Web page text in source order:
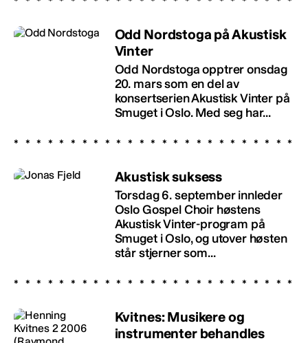
Odd Nordstoga på Akustisk
Vinter
Odd Nordstoga opptrer onsdag
20. mars som en del av
konsertserien Akustisk Vinter på
Smuget i Oslo. Med seg har...
Akustisk suksess
Torsdag 6. september innleder
Oslo Gospel Choir høstens
Akustisk Vinter-program på
Smuget i Oslo, og utover høsten
står stjerner som...
Kvitnes: Musikere og
instrumenter behandles